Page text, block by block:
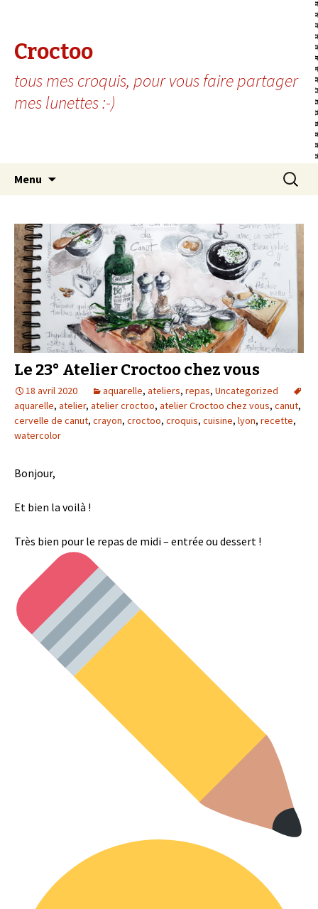
Croctoo
tous mes croquis, pour vous faire partager
mes lunettes :-)
Menu
Le 23° Atelier Croctoo chez vous
18 avril 2020 aquarelle, ateliers, repas, Uncategorized
aquarelle, atelier, atelier croctoo, atelier Croctoo chez vous, canut,
cervelle de canut, crayon, croctoo, croquis, cuisine, lyon, recette,
watercolor
Bonjour,
Et bien la voilà !
Très bien pour le repas de midi – entrée ou dessert !